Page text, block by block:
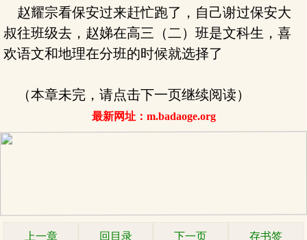
赵耀宗看保安过来赶忙跑了，自己谢过保安大
叔往班级去，赵娣在高三（二）班是文科生，喜
欢语文和地理在分班的时候就选择了
（本章未完，请点击下一页继续阅读）
最新网址：m.badaoge.org
上一章 回目录 下一页 存书签